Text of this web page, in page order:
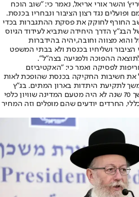
והשר אורי אריאל, נאמר כי: "שוב הוכח
ופועלים נגד רצון הציבור ונבחריו בכנסת.
החורף לחוקק את פסקת ההתגברות בכדי
הבג״ץ הדרך היחידה שתביא לעידוד הגיוס
והוא מצווה וחובה,יהיה בהידברות
ושליחיו בכנסת ולא בבתי המשפט
לתוצאה ההפוכה ולפגיעה בצה״ל".
לפסיקה ואמר כי: "האקטיביזם
את חשיבות החקיקה בכנסת שהופכת לאות
לתקיעת היתדות בארון המתים. בג"ץ
להוט למלחמת גוג ומגוג. במשך 70 שנה לא היה מטעם המדינה שוויון כלפי
החרדים יודעים שהם מופלים וזה המחיר